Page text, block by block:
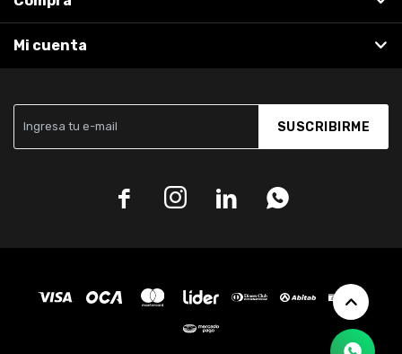
SUSCRIBIRME
   
Mi cuenta